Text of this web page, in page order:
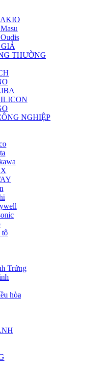
AKIO
THƯỜNG
NGHIỆP
tô
Trứng
hòa